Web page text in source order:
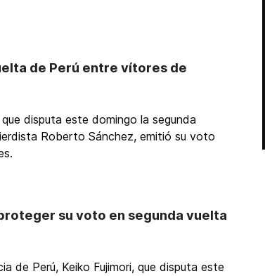
de Perú entre vítores de
disputa este domingo la segunda
Roberto Sánchez, emitió su voto
su voto en segunda vuelta
de Perú, Keiko Fujimori, que disputa este